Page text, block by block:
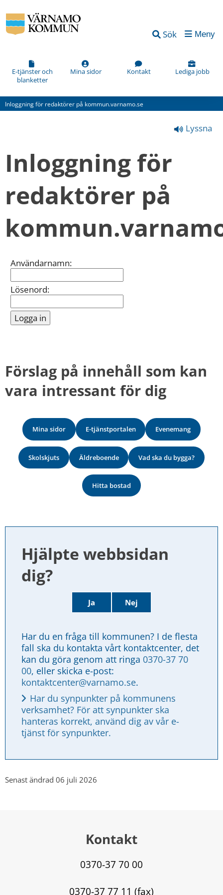
Sök Meny
E-tjänster och
blanketter
Mina sidor Kontakt Lediga jobb
Inloggning för redaktörer på kommun.varnamo.se
Lyssna
Inloggning för
redaktörer på
Inloggning
Användarnamn:
Lösenord:
Förslag på innehåll som kan
vara intressant för dig
Mina sidor E-tjänstportalen Evenemang
Skolskjuts Äldreboende Vad ska du bygga?
Hitta bostad
Hjälpte webbsidan
dig?
Ja Nej
Har du en fråga till kommunen? I de flesta
fall ska du kontakta vårt kontaktcenter, det
kan du göra genom att ringa 0370-37 70
00
kontaktcenter@varnamo.se.
Har du synpunkter på kommunens
verksamhet? För att synpunkter ska
hanteras korrekt, använd dig av vår e-
tjänst för synpunkter.
Vad
kan
förbättra
den
här
(obligatorisk)
kan
informationen
bättre
dig?
Webbadress
sidan
Senast ändrad 06 juli 2026
Kontakt
0370-37 70 00
0370-37 77 11 (fax)